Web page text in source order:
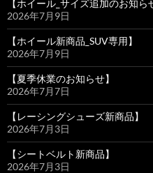
【ホイール_サイズ追加のお知ら
2026年7月9日
【ホイール新商品_SUV専用】
2026年7月9日
【夏季休業のお知らせ】
2026年7月7日
【レーシングシューズ新商品】
2026年7月3日
【シートベルト新商品】
2026年7月3日